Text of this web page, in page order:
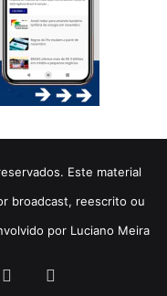
Este material
broadcast, reescrito ou
por Luciano Meira
Instagram